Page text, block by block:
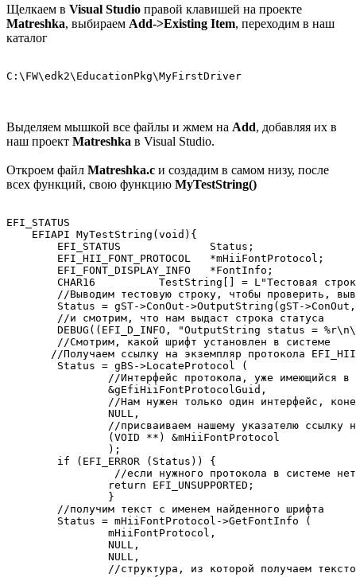
Щелкаем в Visual Studio правой клавишей на проекте
Matreshka, выбираем Add->Existing Item, переходим в наш
каталог
C:\FW\edk2\EducationPkg\MyFirstDriver
Выделяем мышкой все файлы и жмем на Add, добавляя их в
наш проект Matreshka в Visual Studio.
Откроем файл Matreshka.c и создадим в самом низу, после
всех функций, свою функцию MyTestString()
EFI_STATUS
    EFIAPI MyTestString(void){
//Выводим тестовую строку, чтобы проверить,
        //и смотрим, что нам выдаст строка статуса
        //Смотрим, какой шрифт установлен в системе
//Получаем ссылку на экземпляр протокола
//Интерфейс протокола, уже имеющийся в
//Нам нужен только один интерфейс,
//присваиваем нашему указателю ссылку
                (VOID **) &mHiiFontProtocol
//если нужного протокола в системе
        //получим текст с именем найденного шрифта
//структура, из которой получаем